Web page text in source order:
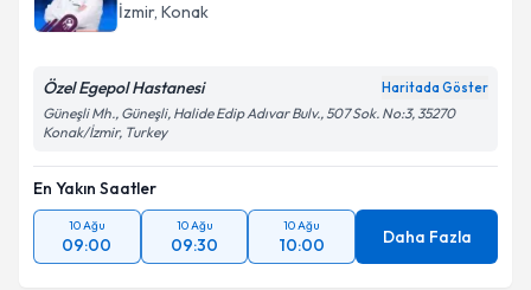
İzmir, Konak
Özel Egepol Hastanesi Haritada Göster
Güneşli Mh., Güneşli, Halide Edip Adıvar Bulv., 507 Sok. No:3, 35270
Konak/İzmir, Turkey
En Yakın Saatler
10 Ağu
09:00
10 Ağu
09:30
10 Ağu
10:00 Daha Fazla